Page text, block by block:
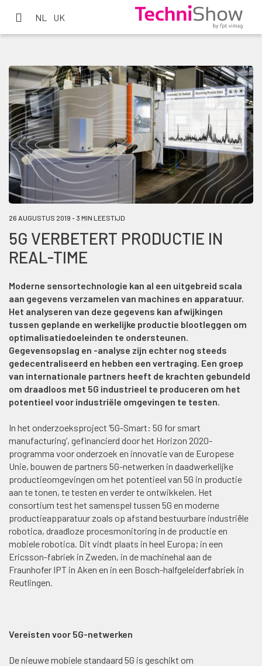
NL UK
26 AUGUSTUS 2019 - 3 MIN LEESTIJD
5G VERBETERT PRODUCTIE IN
REAL-TIME
Moderne sensortechnologie kan al een uitgebreid scala
aan gegevens verzamelen van machines en apparatuur.
Het analyseren van deze gegevens kan afwijkingen
tussen geplande en werkelijke productie blootleggen om
optimalisatiedoeleinden te ondersteunen.
Gegevensopslag en -analyse zijn echter nog steeds
gedecentraliseerd en hebben een vertraging. Een groep
van internationale partners heeft de krachten gebundeld
om draadloos met 5G industrieel te produceren om het
potentieel voor industriële omgevingen te testen.
In het onderzoeksproject ‘5G-Smart: 5G for smart
manufacturing’, gefinancierd door het Horizon 2020-
programma voor onderzoek en innovatie van de Europese
Unie, bouwen de partners 5G-netwerken in daadwerkelijke
productieomgevingen om het potentieel van 5G in productie
aan te tonen, te testen en verder te ontwikkelen. Het
consortium test het samenspel tussen 5G en moderne
productieapparatuur zoals op afstand bestuurbare industriële
robotica, draadloze procesmonitoring in de productie en
mobiele robotica. Dit vindt plaats in heel Europa; in een
Ericsson-fabriek in Zweden, in de machinehal aan de
Fraunhofer IPT in Aken en in een Bosch-halfgeleiderfabriek in
Reutlingen.
Vereisten voor 5G-netwerken
De nieuwe mobiele standaard 5G is geschikt om